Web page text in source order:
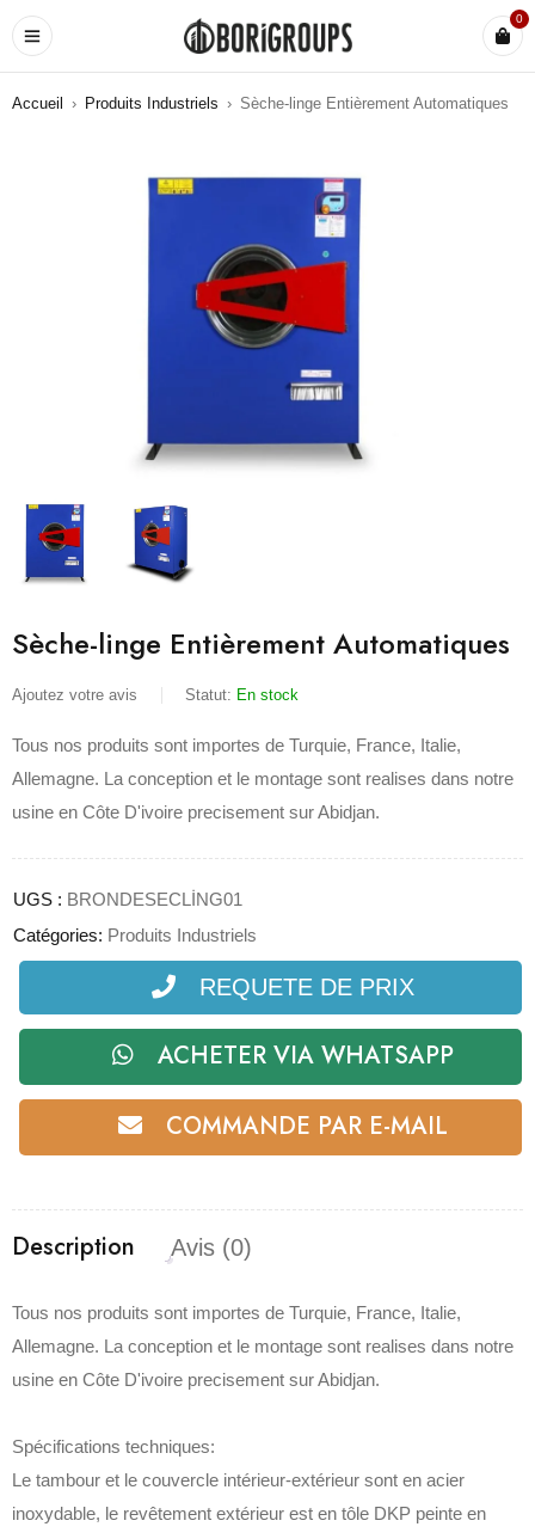
0
Accueil › Produits Industriels › Sèche-linge Entièrement Automatiques
Sèche-linge Entièrement Automatiques
Ajoutez votre avis Statut: En stock
Tous nos produits sont importes de Turquie, France, Italie,
Allemagne. La conception et le montage sont realises dans notre
usine en Côte D'ivoire precisement sur Abidjan.
UGS : BRONDESECLİNG01
Catégories: Produits Industriels
REQUETE DE PRIX
ACHETER VIA WHATSAPP
COMMANDE PAR E-MAIL
Description Avis (0)
Tous nos produits sont importes de Turquie, France, Italie,
Allemagne. La conception et le montage sont realises dans notre
usine en Côte D'ivoire precisement sur Abidjan.
Spécifications techniques:
Le tambour et le couvercle intérieur-extérieur sont en acier
inoxydable, le revêtement extérieur est en tôle DKP peinte en